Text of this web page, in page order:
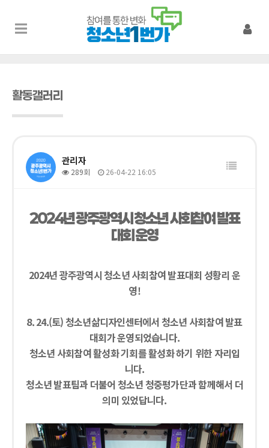
활동갤러리
관리자
289회 26-04-22 16:05
2024년 광주광역시 청소년 사회참여 발표
대회 운영
2024년 광주광역시 청소년 사회참여 발표대회 성황리 운
영!
8. 24.(토) 청소년삶디자인센터에서 청소년 사회참여 발표
대회가 운영되었습니다.
청소년 사회참여 활성화 기회를 활성화 하기 위한 자리입
니다.
청소년 발표팀과 더불어 청소년 청중평가단과 함께해서 더
의미 있었답니다.